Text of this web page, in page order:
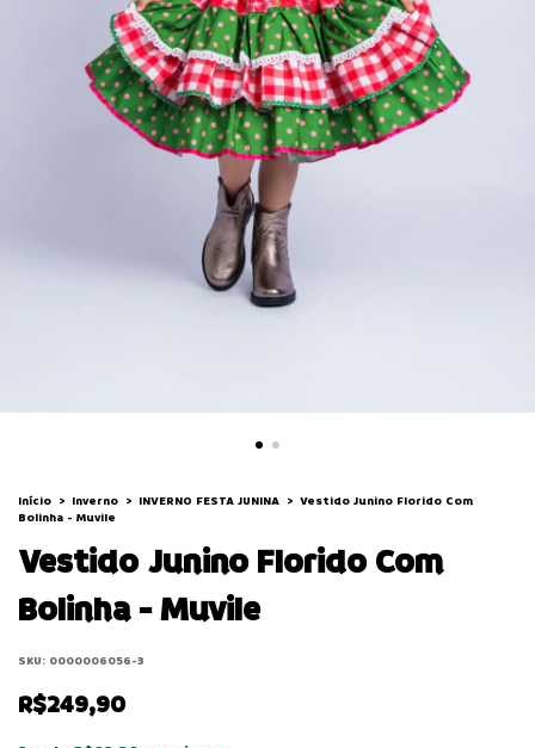
Início > Inverno > INVERNO FESTA JUNINA > Vestido Junino Florido Com
Bolinha - Muvile
Vestido Junino Florido Com
Bolinha - Muvile
SKU: 0000006056-3
R$249,90